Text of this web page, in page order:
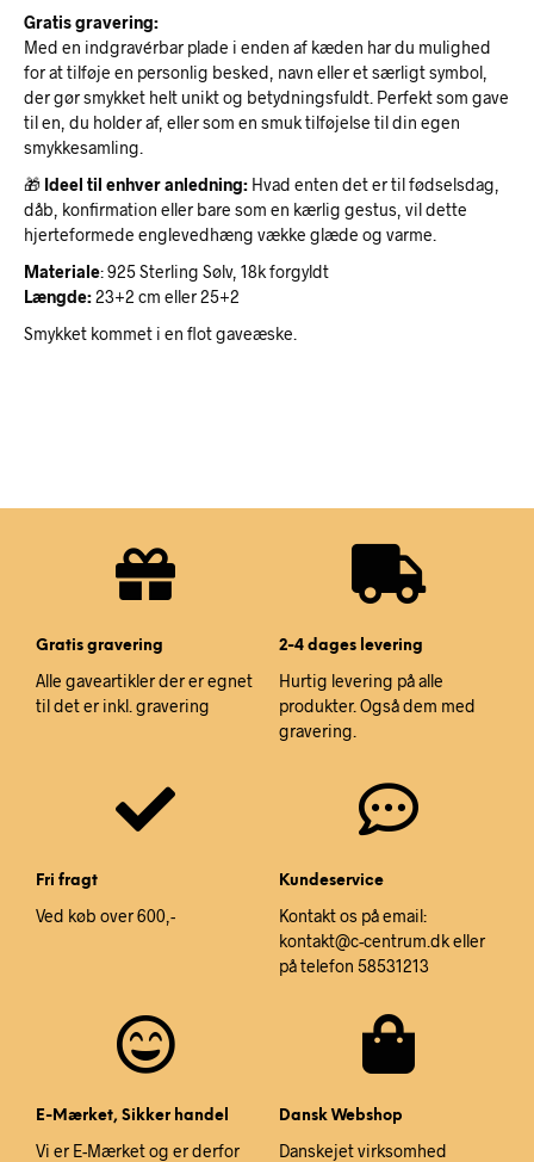
Gratis gravering:
Med en indgravérbar plade i enden af kæden har du mulighed
for at tilføje en personlig besked, navn eller et særligt symbol,
der gør smykket helt unikt og betydningsfuldt. Perfekt som gave
til en, du holder af, eller som en smuk tilføjelse til din egen
smykkesamling.
🎁 Ideel til enhver anledning: Hvad enten det er til fødselsdag,
dåb, konfirmation eller bare som en kærlig gestus, vil dette
hjerteformede englevedhæng vække glæde og varme.
Materiale: 925 Sterling Sølv, 18k forgyldt
Længde:23+2 cm eller 25+2
Smykket kommet i en flot gaveæske.
Gratis gravering
Alle gaveartikler der er egnet
til det er inkl. gravering
2-4 dages levering
Hurtig levering på alle
produkter. Også dem med
gravering.
Fri fragt
Ved køb over 600,-
Kundeservice
Kontakt os på email:
kontakt@c-centrum.dk eller
på telefon 58531213
E-Mærket, Sikker handel
Vi er E-Mærket og er derfor
Dansk Webshop
Danskejet virksomhed